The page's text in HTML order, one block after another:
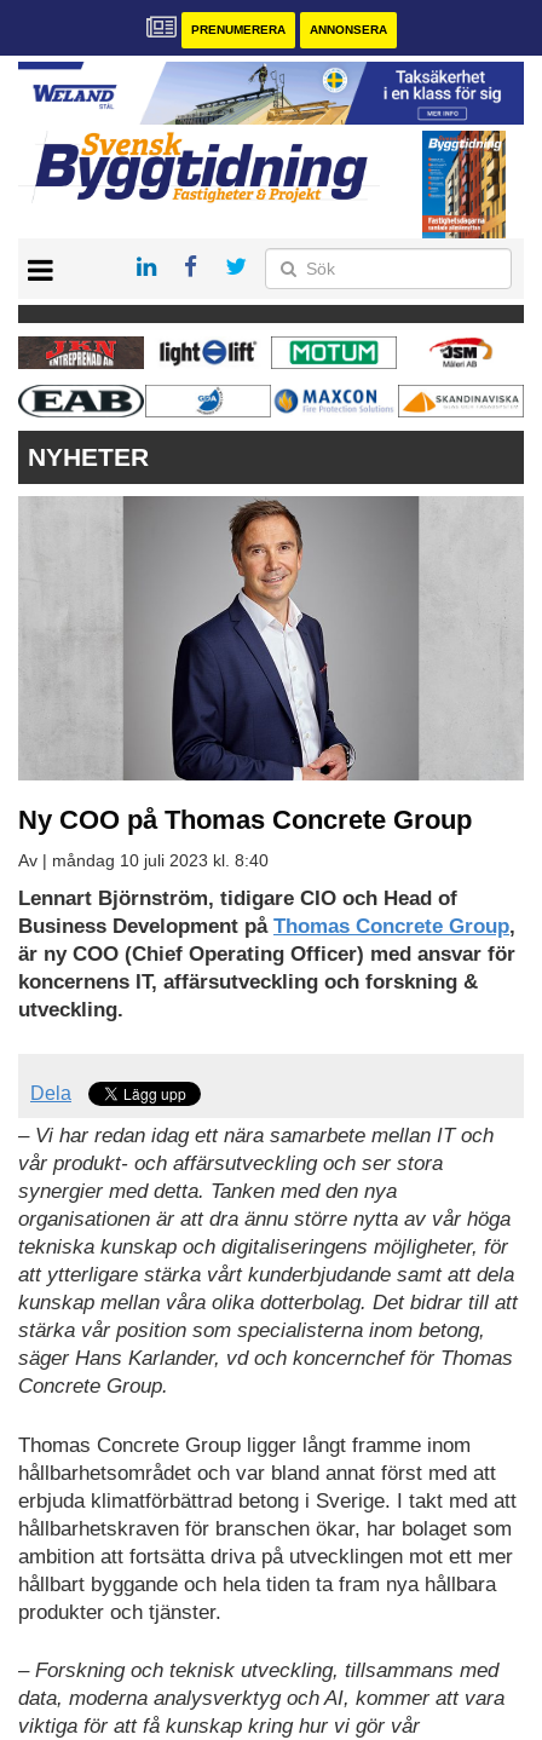
PRENUMERERA ANNONSERA
PRENUMERERA
VÅRA ANDRA MAGASIN
ANNONSERA
KONTAKT
NYHETER
Ny COO på Thomas Concrete Group
Av | måndag 10 juli 2023 kl. 8:40
Lennart Björnström, tidigare CIO och Head of
Business Development på Thomas Concrete Group,
är ny COO (Chief Operating Officer) med ansvar för
koncernens IT, affärsutveckling och forskning &
utveckling.
Dela
– Vi har redan idag ett nära samarbete mellan IT och
vår produkt- och affärsutveckling och ser stora
synergier med detta. Tanken med den nya
organisationen är att dra ännu större nytta av vår höga
tekniska kunskap och digitaliseringens möjligheter, för
att ytterligare stärka vårt kunderbjudande samt att dela
kunskap mellan våra olika dotterbolag. Det bidrar till att
stärka vår position som specialisterna inom betong,
säger Hans Karlander, vd och koncernchef för Thomas
Concrete Group.
Thomas Concrete Group ligger långt framme inom
hållbarhetsområdet och var bland annat först med att
erbjuda klimatförbättrad betong i Sverige. I takt med att
hållbarhetskraven för branschen ökar, har bolaget som
ambition att fortsätta driva på utvecklingen mot ett mer
hållbart byggande och hela tiden ta fram nya hållbara
produkter och tjänster.
– Forskning och teknisk utveckling, tillsammans med
data, moderna analysverktyg och AI, kommer att vara
viktiga för att få kunskap kring hur vi gör vår